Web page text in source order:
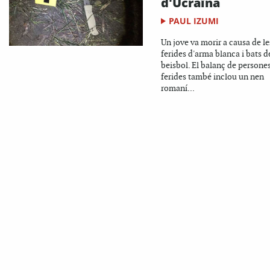
PAUL IZUMI
Un jove va morir a causa de
ferides d'arma blanca i bats
beisbol. El balanç de
ferides també inclou un nen
romaní...